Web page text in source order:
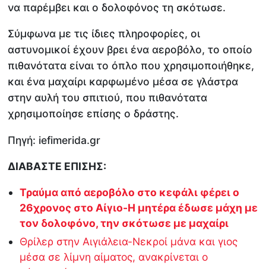
να παρέμβει και ο δολοφόνος τη σκότωσε.
Σύμφωνα με τις ίδιες πληροφορίες, οι
αστυνομικοί έχουν βρει ένα αεροβόλο, το οποίο
πιθανότατα είναι το όπλο που χρησιμοποιήθηκε,
και ένα μαχαίρι καρφωμένο μέσα σε γλάστρα
στην αυλή του σπιτιού, που πιθανότατα
χρησιμοποίησε επίσης ο δράστης.
Πηγή: iefimerida.gr
ΔΙΑΒΑΣΤΕ ΕΠΙΣΗΣ:
Τραύμα από αεροβόλο στο κεφάλι φέρει ο
26χρονος στο Αίγιο-Η μητέρα έδωσε μάχη με
τον δολοφόνο, την σκότωσε με μαχαίρι
Θρίλερ στην Αιγιάλεια-Νεκροί μάνα και γιος
μέσα σε λίμνη αίματος, ανακρίνεται ο